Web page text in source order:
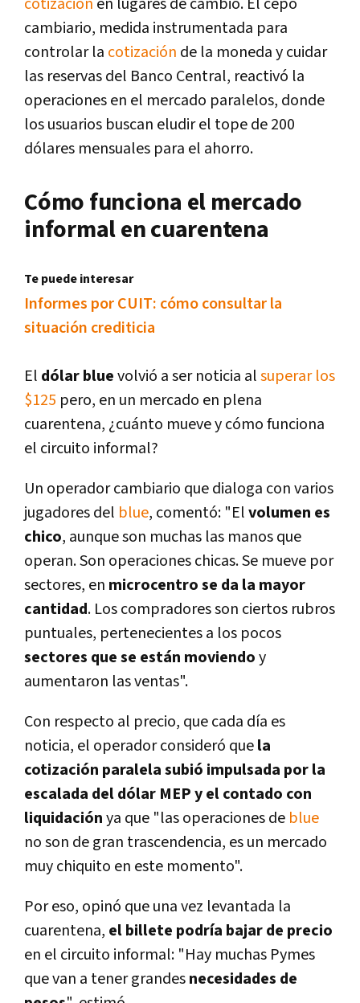
cotización en lugares de cambio. El cepo
cambiario, medida instrumentada para
controlar la cotización de la moneda y cuidar
las reservas del Banco Central, reactivó la
operaciones en el mercado paralelos, donde
los usuarios buscan eludir el tope de 200
dólares mensuales para el ahorro.
Cómo funciona el mercado
informal en cuarentena
Te puede interesar
Informes por CUIT: cómo consultar la
situación crediticia
El dólar bluevolvió a ser noticia alsuperar los
$125 pero, en un mercado en plena
cuarentena, ¿cuánto mueve y cómo funciona
el circuito informal?
Un operador cambiario que dialoga con varios
jugadores del blue, comentó: "Elvolumen es
chico, aunque son muchas las manos que
operan. Son operaciones chicas. Se mueve por
sectores, en microcentro se da la mayor
cantidad. Los compradores son ciertos rubros
puntuales, pertenecientes a los pocos
sectores que se están moviendoy
aumentaron las ventas".
Con respecto al precio, que cada día es
noticia, el operador consideró quela
cotización paralela subió impulsada por la
escalada del dólar MEP y el contado con
liquidaciónya que "las operaciones de blue
no son de gran trascendencia, es un mercado
muy chiquito en este momento".
Por eso, opinó que una vez levantada la
cuarentena, el billete podría bajar de precio
en el circuito informal: "Hay muchas Pymes
que van a tener grandesnecesidades de